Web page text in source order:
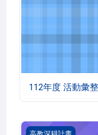
112年度 活動彙整
112年度